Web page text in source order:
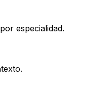
especialidad.